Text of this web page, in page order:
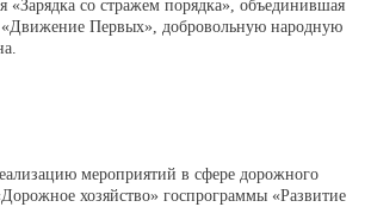
со стражем порядка», объединившая
Первых», добровольную народную
мероприятий в сфере дорожного
хозяйство» госпрограммы «Развитие